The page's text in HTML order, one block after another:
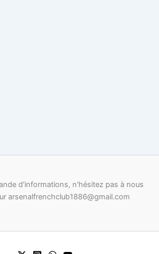
d'informations, n'hésitez pas à nous
arsenalfrenchclub1886@gmail.com